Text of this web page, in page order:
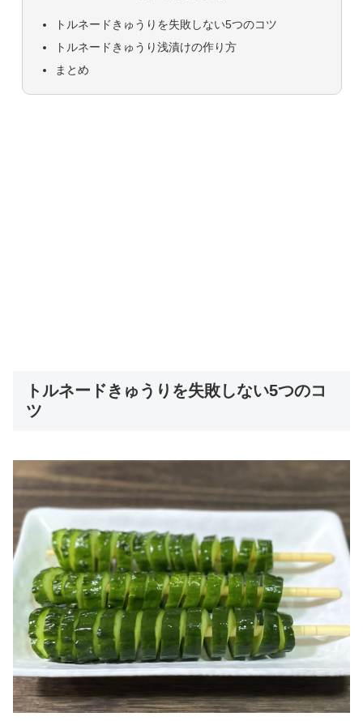
トルネードきゅうりを失敗しない5つのコツ
トルネードきゅうり浅漬けの作り方
まとめ
トルネードきゅうりを失敗しない5つのコ
ツ